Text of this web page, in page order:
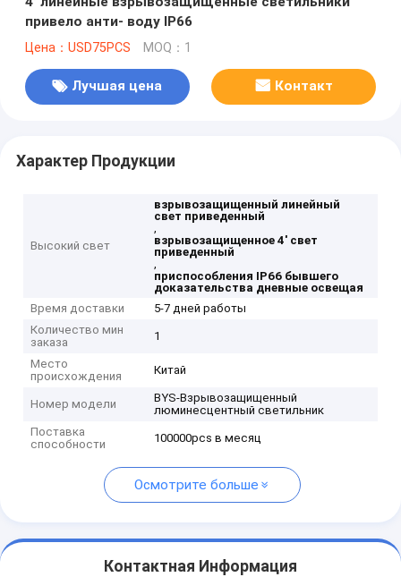
привело анти- воду IP66
Цена：USD75PCS MOQ：1
Лучшая цена Контакт
Характер Продукции
Высокий свет
взрывозащищенный линейный
свет приведенный
,
взрывозащищенное 4' свет
приведенный
,
приспособления IP66 бывшего
доказательства дневные освещая
Время доставки
5-7 дней работы
Количество мин
заказа
1
Место
происхождения
Китай
Номер модели
BYS-Взрывозащищенный
люминесцентный светильник
Поставка
способности
100000pcs в месяц
Осмотрите больше
Контактная Информация